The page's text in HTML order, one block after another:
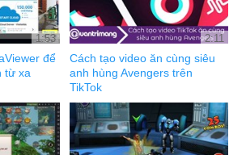
1:53
để
từ xa
2:11
Cách tạo video ăn cùng siêu
anh hùng Avengers trên
TikTok